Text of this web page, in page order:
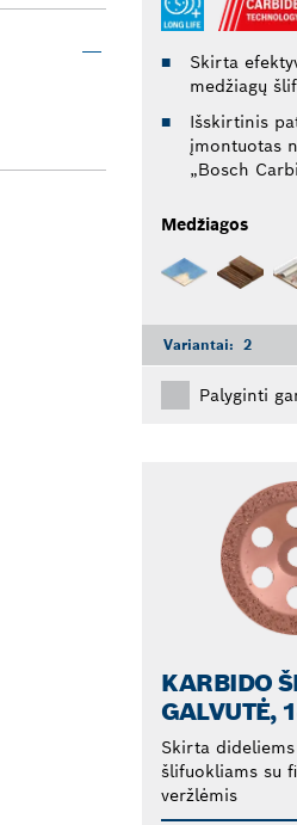
Skirta
medžiagų
Išskirtinis
įmontuotas
„Bosch
Medžiagos
Variantai: 2
Palyginti
KARBIDO
GALVUTĖ,
Skirta
šlifuokliams su
veržlėmis